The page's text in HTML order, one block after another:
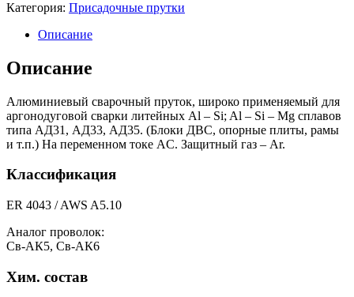
Категория: Присадочные прутки
Описание
Описание
Алюминиевый сварочный пруток, широко применяемый для
аргонодуговой сварки литейных Al – Si; Al – Si – Mg сплавов
типа АД31, АД33, АД35. (Блоки ДВС, опорные плиты, рамы
и т.п.) На переменном токе AC. Защитный газ – Ar.
Классификация
ER 4043 / AWS A5.10
Аналог проволок:
Св-АК5, Св-АК6
Хим. состав